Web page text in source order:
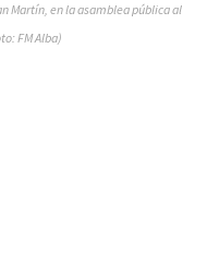
Martín, en la asamblea pública al
FM Alba)